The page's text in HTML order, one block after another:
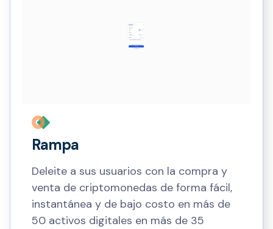
Rampa
Deleite a sus usuarios con la compra y
venta de criptomonedas de forma fácil,
instantánea y de bajo costo en más de
50 activos digitales en más de 35